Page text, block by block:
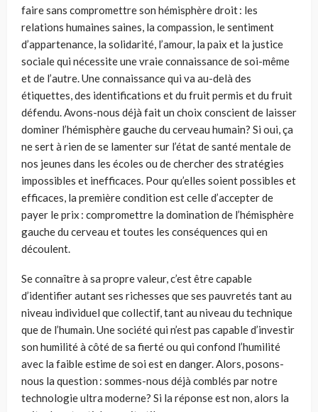
faire sans compromettreson hémisphère droit : les
relations humaines saines, la compassion, le sentiment
d’appartenance, la solidarité, l’amour, la paix et la justice
socialequi nécessite unevraieconnaissance de soi-même
et de l’autre. Une connaissance qui va au-delà des
étiquettes,des identifications et du fruit permis et du fruit
défendu.Avons-nous déjà fait un choix conscient de laisser
dominer l’hémisphère gauche du cerveau humain? Si oui, ça
ne sert à rien de se lamenter sur l’état de santé mentale de
nos jeunes dans les écoles ou de chercher des stratégies
impossibles et inefficaces. Pour qu’elles soientpossibles et
efficaces, la première condition est celle d’accepter de
payer le prix : compromettre la domination de l’hémisphère
gauche du cerveau et toutes les conséquences qui en
découlent.
Se connaître à sa propre valeur,c’est être capable
d’identifier autant ses richesses que ses pauvretés tant au
niveau individuel que collectif, tant au niveau du technique
que de l’humain. Une société qui n’est pas capable d’investir
son humilité à côté de sa fierté ou qui confond l’humilité
avec la faible estime de soi est en danger. Alors, posons-
nous la question : sommes-nous déjà comblés par notre
technologie ultra moderne? Si la réponse est non, alors la